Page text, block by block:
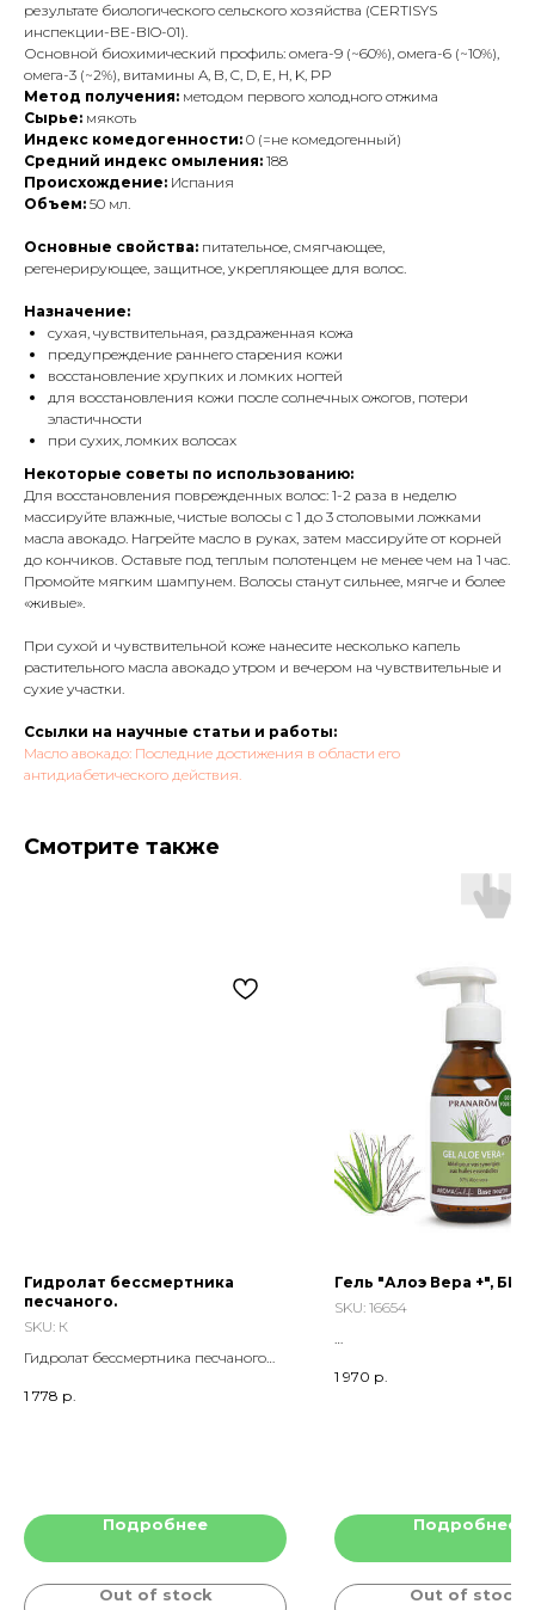
результате биологического сельского хозяйства (CERTISYS
инспекции-BE-BIO-01).
Основной биохимический профиль: омега-9 (~60%), омега-6 (~10%),
омега-3 (~2%), витамины A, B, C, D, E, H, K, PP
Метод получения: методом первого холодного отжима
Сырье: мякоть
Индекс комедогенности: 0 (=не комедогенный)
Средний индекс омыления: 188
Происхождение: Испания
Объем: 50 мл.
Основные свойства: питательное, смягчающее,
регенерирующее, защитное, укрепляющее для волос.
Назначение:
сухая, чувствительная, раздраженная кожа
предупреждение раннего старения кожи
восстановление хрупких и ломких ногтей
для восстановления кожи после солнечных ожогов, потери
эластичности
при сухих, ломких волосах
Некоторые советы по использованию:
Для восстановления поврежденных волос: 1-2 раза в неделю
массируйте влажные, чистые волосы с 1 до 3 столовыми ложками
масла авокадо. Нагрейте масло в руках, затем массируйте от корней
до кончиков. Оставьте под теплым полотенцем не менее чем на 1 час.
Промойте мягким шампунем. Волосы станут сильнее, мягче и более
«живые».
При сухой и чувствительной коже нанесите несколько капель
растительного масла авокадо утром и вечером на чувствительные и
сухие участки.
Ссылки на научные статьи и работы:
Масло авокадо: Последние достижения в области его
антидиабетического действия.
Смотрите также
Гидролат бессмертника
песчаного.
SKU: К
Гидролат бессмертника песчаного
Растительная Матрица), целевой
1 778 р.
Подробнее
Out of stock
Гель "Алоэ Вера +", БИО.
SKU: 16654
1 970 р.
Подробнее
Out of stock